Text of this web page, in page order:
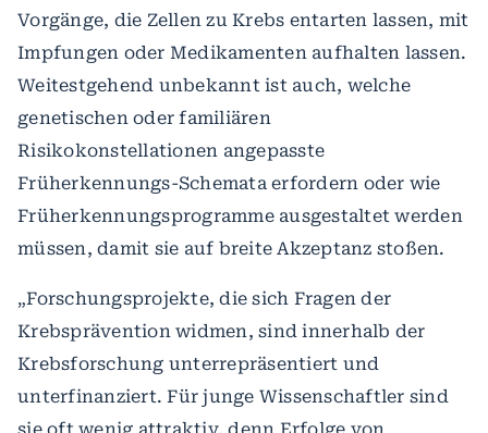
Vorgänge, die Zellen zu Krebs entarten lassen, mit
Impfungen oder Medikamenten aufhalten lassen.
Weitestgehend unbekannt ist auch, welche
genetischen oder familiären
Risikokonstellationen angepasste
Früherkennungs-Schemata erfordern oder wie
Früherkennungsprogramme ausgestaltet werden
müssen, damit sie auf breite Akzeptanz stoßen.
„Forschungsprojekte, die sich Fragen der
Krebsprävention widmen, sind innerhalb der
Krebsforschung unterrepräsentiert und
unterfinanziert. Für junge Wissenschaftler sind